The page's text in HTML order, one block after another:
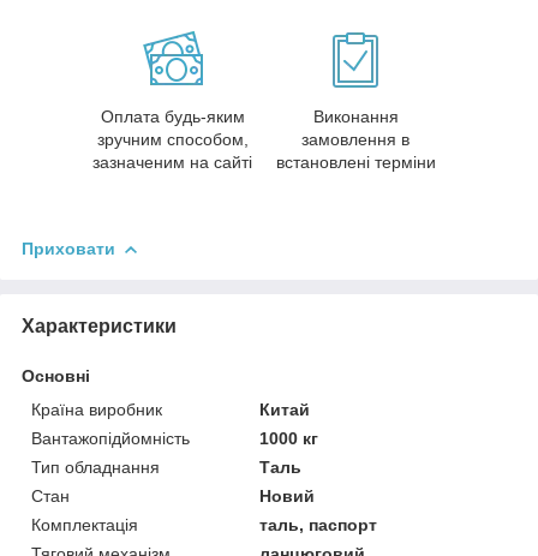
Оплата будь-яким
зручним способом,
зазначеним на сайті
Виконання
замовлення в
встановлені терміни
Приховати
Характеристики
Основні
Країна виробник
Китай
Вантажопідйомність
1000 кг
Тип обладнання
Таль
Стан
Новий
Комплектація
таль, паспорт